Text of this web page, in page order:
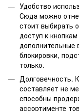
Удобство
Сюда можно
стоит выбирать
доступ к
дополнительные
блокировки,
только.
Долговечность.
составляет не
способны
ассортименте